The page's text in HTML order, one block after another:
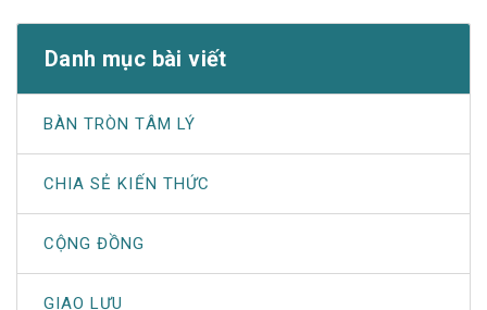
Danh mục bài viết
BÀN TRÒN TÂM LÝ
CHIA SẺ KIẾN THỨC
CỘNG ĐỒNG
GIAO LƯU